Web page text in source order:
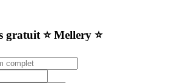
gratuit ⭐️ Mellery ⭐️